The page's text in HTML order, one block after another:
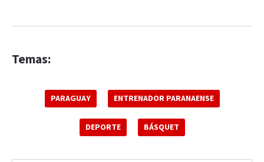
Temas:
PARAGUAY ENTRENADOR PARANAENSE
DEPORTE BÁSQUET